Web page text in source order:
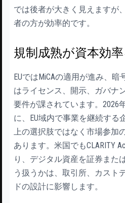
では後者が大きく見えますが
者の方が効率的です。
規制成熟が資本効
EUではMiCAの適用が進み、
はライセンス、開示、ガバナ
要件が課されています。2026
に、EU域内で事業を継続する
上の選択肢ではなく市場参加
あります。米国でもCLARITY
り、デジタル資産を証券また
う扱うかは、取引所、カスト
ドの設計に影響します。